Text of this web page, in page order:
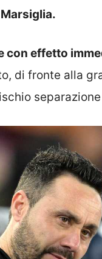
con effetto
di fronte alla